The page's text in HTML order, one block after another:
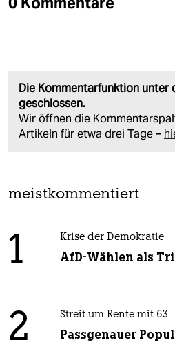
Die Kommentarfunktion unter
geschlossen.
Wir öffnen die
Artikeln für etwa drei Tage –
meistkommentiert
1 Krise der Demokratie
AfD-Wählen als
2 Streit um Rente mit 63
Passgenauer